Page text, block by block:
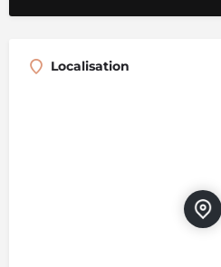
Localisation